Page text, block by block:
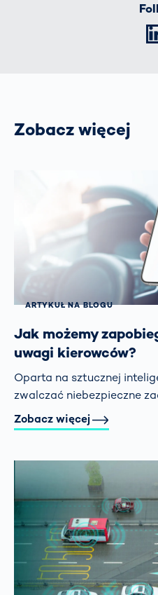
Zobacz więcej
ARTYKUŁ NA BLOGU
Jak możemy
uwagi kierowców?
Oparta na sztucznej
zwalczać niebezpieczne
Zobacz więcej